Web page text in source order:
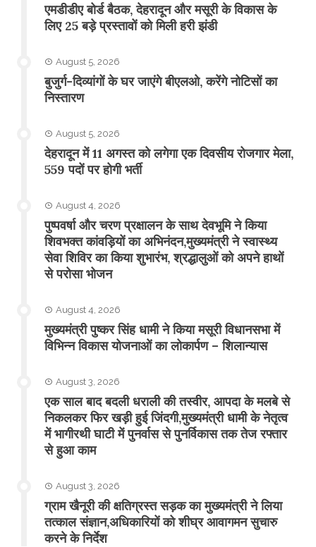
एमडीडीए बोर्ड बैठक, देहरादून और मसूरी के विकास के
लिए 25 बड़े प्रस्तावों को मिली हरी झंडी
August 5, 2026
बुजुर्ग-दिव्यांगों के घर जाएंगे बीएलओ, करेंगे नोटिसों का
निस्तारण
August 5, 2026
​देहरादून में 11 अगस्त को लगेगा एक दिवसीय रोजगार मेला,
559 पदों पर होगी भर्ती
August 4, 2026
पुष्पवर्षा और चरण प्रक्षालन के साथ देवभूमि ने किया
शिवभक्त कांवड़ियों का अभिनंदन,मुख्यमंत्री ने स्वास्थ्य
सेवा शिविर का किया शुभारंभ, श्रद्धालुओं को अपने हाथों
से परोसा भोजन
August 4, 2026
मुख्यमंत्री पुष्कर सिंह धामी ने किया मसूरी विधानसभा में
विभिन्न विकास योजनाओं का लोकार्पण – शिलान्यास
August 3, 2026
एक साल बाद बदली धराली की तस्वीर, आपदा के मलबे से
निकलकर फिर खड़ी हुई जिंदगी,मुख्यमंत्री धामी के नेतृत्व
में भागीरथी घाटी में पुनर्वास से पुनर्विकास तक तेज रफ्तार
से हुआ काम
August 3, 2026
ग्राम खैनूरी की क्षतिग्रस्त सड़क का मुख्यमंत्री ने लिया
तत्काल संज्ञान,अधिकारियों को शीघ्र आवागमन सुचारु
करने के निर्देश